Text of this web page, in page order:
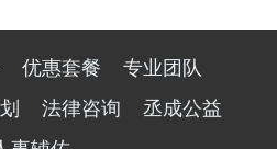
优惠套餐
专业团队
法律咨询
丞成公益